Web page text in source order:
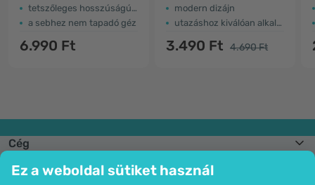
Ez a weboldal sütiket használ
tetszőleges hosszúságúra vágható
a sebhez nem tapadó géz
6.990 Ft
modern dizájn
utazáshoz kiválóan alkalmas
3.490 Ft 4.690 Ft
Cég
Csatlakozzon hozzánk